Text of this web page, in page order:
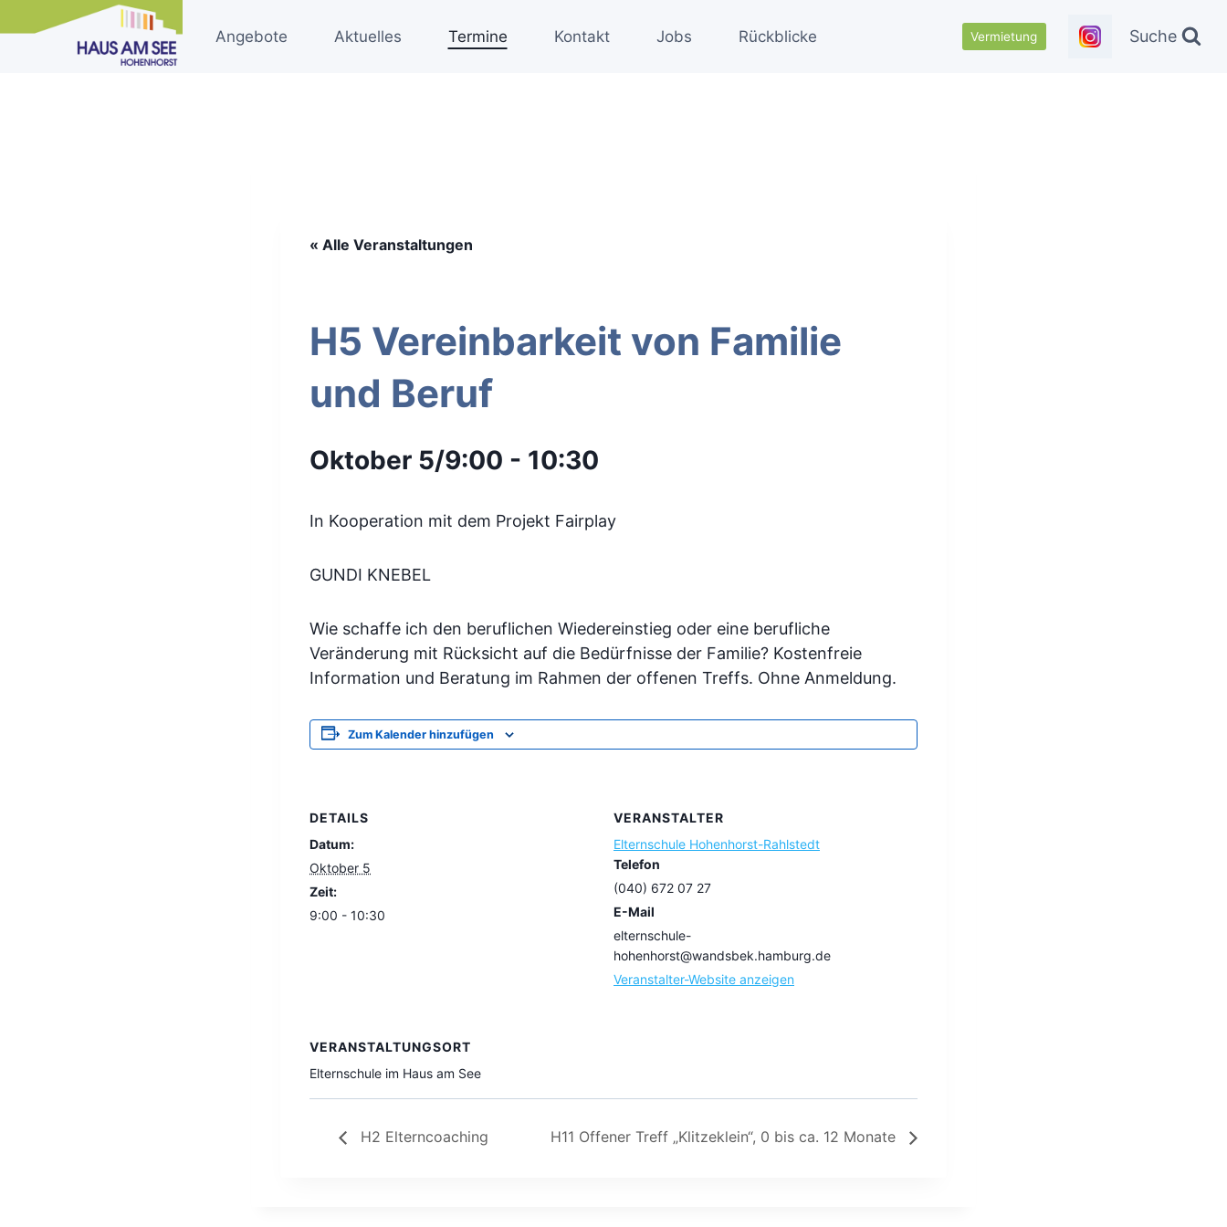
Inhalt
Angebote Aktuelles Termine Kontakt Jobs Rückblicke Vermietung Suche
« Alle Veranstaltungen
H5 Vereinbarkeit von Familie
und Beruf
Oktober 5/9:00 - 10:30
In Kooperation mit dem Projekt Fairplay
GUNDI KNEBEL
Wie schaffe ich den beruflichen Wiedereinstieg oder eine berufliche
Veränderung mit Rücksicht auf die Bedürfnisse der Familie? Kostenfreie
Information und Beratung im Rahmen der offenen Treffs. Ohne Anmeldung.
Zum Kalender hinzufügen
DETAILS
Datum:
Oktober 5
Zeit:
9:00 - 10:30
VERANSTALTER
Elternschule Hohenhorst-Rahlstedt
Telefon
(040) 672 07 27
E-Mail
elternschule-
hohenhorst@wandsbek.hamburg.de
Veranstalter-Website anzeigen
VERANSTALTUNGSORT
Elternschule im Haus am See
H2 Elterncoaching H11 Offener Treff „Klitzeklein“, 0 bis ca. 12 Monate